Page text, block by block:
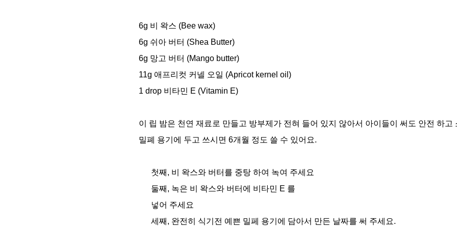
6g 비 왁스 (Bee wax)
6g 쉬아 버터 (Shea Butter)
6g 망고 버터 (Mango butter)
11g 애프리컷 커넬 오일 (Apricot kernel oil)
1 drop 비타민 E (Vitamin E)
이 립 밤은 천연 재료로 만들고 방부제가 전혀 들어 있지 않아서 아이들이 써도 안전 하고
밀폐 용기에 두고 쓰시면 6개월 정도 쓸 수 있어요.
첫째, 비 왁스와 버터를 중탕 하여 녹여 주세요
둘째, 녹은 비 왁스와 버터에 비타민 E 를
넣어 주세요
세째, 완전히 식기전 예쁜 밀페 용기에 담아서 만든 날짜를 써 주세요.